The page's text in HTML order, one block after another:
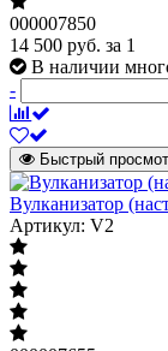
000007850
14 500 руб. за 1
В наличии
-
Быстрый
Вулканизатор
Артикул: V2